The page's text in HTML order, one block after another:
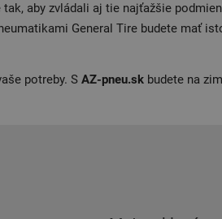
tak, aby zvládali aj tie najťažšie
General Tire budete mať
potreby. S AZ-pneu.sk budete na